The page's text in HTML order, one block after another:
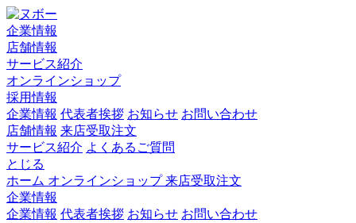
企業情報
店舗情報
サービス紹介
オンラインショップ
採用情報
企業情報 代表者挨拶 お知らせ お問い合わせ
店舗情報 来店受取注文
サービス紹介 よくあるご質問
とじる
ホーム オンラインショップ来店受取注文
企業情報
企業情報 代表者挨拶 お知らせ お問い合わせ